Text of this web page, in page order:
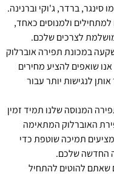
סינגר, ברדר, ג'וקי וברנינה.
ולמנוסים כאחד,
לצרכים שלכם.
במכונת תפירה אוברלוק
שואפים להציע מחירים
לנגישות יותר עבור
המנוסה שלנו תמיד זמין
האוברלוק המתאימה
תמיכה שוטפת כדי
החדשה שלכם.
שאתם להוטים להתחיל